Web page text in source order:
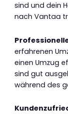
sind und dein
nach Vantaa
erfahrenen
einen Umzug
sind gut
während des